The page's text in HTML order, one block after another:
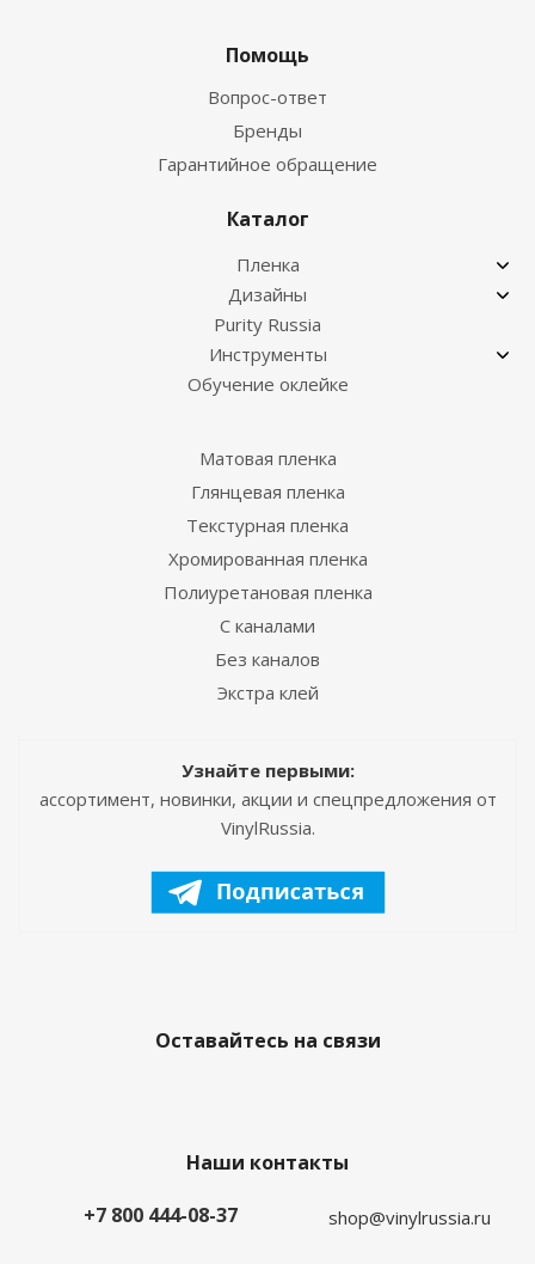
Помощь
Вопрос-ответ
Бренды
Гарантийное обращение
Каталог
Пленка
Дизайны
Purity Russia
Инструменты
Обучение оклейке
Матовая пленка
Глянцевая пленка
Текстурная пленка
Хромированная пленка
Полиуретановая пленка
С каналами
Без каналов
Экстра клей
Узнайте первыми:
ассортимент, новинки, акции и спецпредложения от
VinylRussia.
Оставайтесь на связи
Наши контакты
+7 800 444-08-37
shop@vinylrussia.ru